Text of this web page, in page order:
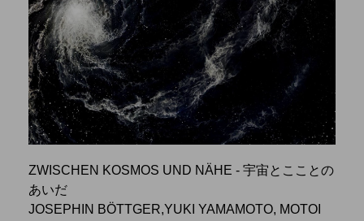
ZWISCHEN KOSMOS UND NÄHE - 宇宙とこことの
あいだ
JOSEPHIN BÖTTGER,YUKI YAMAMOTO, MOTOI